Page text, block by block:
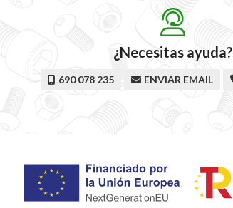
¿Necesitas ayuda?
690 078 235 ENVIAR EMAIL